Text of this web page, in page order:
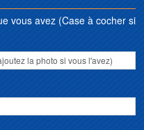
vous avez (Case à cocher si